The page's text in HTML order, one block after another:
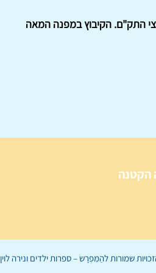
קיבוץ כלפי תהליך השינוי. נערך על מדגם של 630 חברי קיבוץ ב- 26 מקיבוצי התק"ם. הקיבוץ במפנה המאה
הקטנה
הַמִּפְרָשׂ – ספרות ילדים ונירה לוין